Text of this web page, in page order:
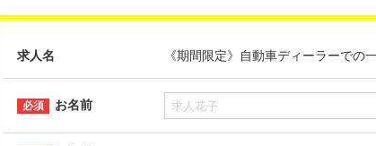
求人名 《期間限定》自動車ディーラーでの
お名前